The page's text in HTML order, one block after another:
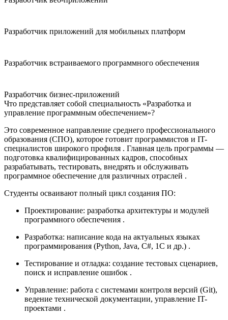
Разработчик приложений для мобильных платформ
Разработчик встраиваемого программного обеспечения
Разработчик бизнес-приложений
Что представляет собой специальность «Разработка и
управление программным обеспечением»?
Это современное направление среднего профессионального
образования (СПО), которое готовит программистов и IT-
специалистов широкого профиля . Главная цель программы —
подготовка квалифицированных кадров, способных
разрабатывать, тестировать, внедрять и обслуживать
программное обеспечение для различных отраслей .
Студенты осваивают полный цикл создания ПО:
Проектирование: разработка архитектуры и модулей
программного обеспечения .
Разработка: написание кода на актуальных языках
программирования (Python, Java, C#, 1С и др.) .
Тестирование и отладка: создание тестовых сценариев,
поиск и исправление ошибок .
Управление: работа с системами контроля версий (Git),
ведение технической документации, управление IT-
проектами .